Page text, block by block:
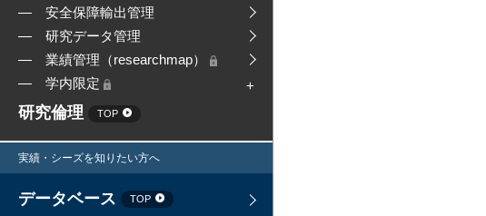
安全保障輸出管理
研究データ管理
業績管理（researchmap）
学内限定
研究倫理 TOP
実績・シーズを知りたい方へ
データベース TOP